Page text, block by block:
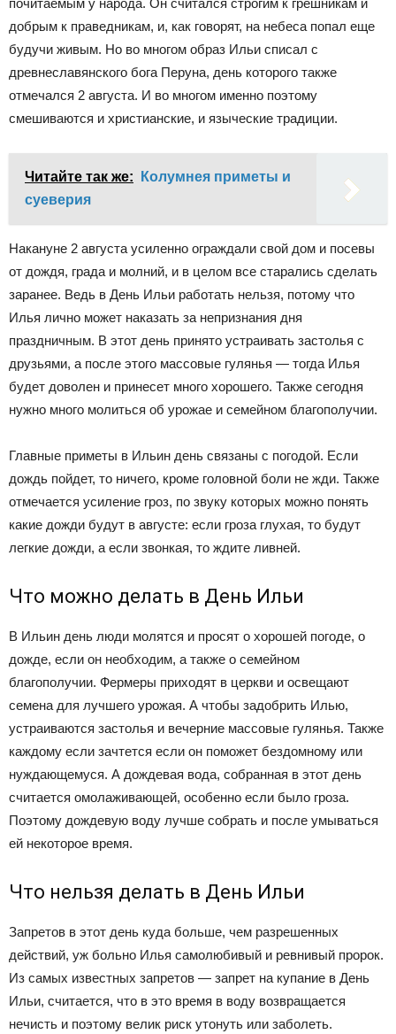
почитаемым у народа. Он считался строгим к грешникам и
добрым к праведникам, и, как говорят, на небеса попал еще
будучи живым. Но во многом образ Ильи списал с
древнеславянского бога Перуна, день которого также
отмечался 2 августа. И во многом именно поэтому
смешиваются и христианские, и языческие традиции.
Читайте так же:
Колумнея приметы и
суеверия
Накануне 2 августа усиленно ограждали свой дом и посевы
от дождя, града и молний, и в целом все старались сделать
заранее. Ведь в День Ильи работать нельзя, потому что
Илья лично может наказать за непризнания дня
праздничным. В этот день принято устраивать застолья с
друзьями, а после этого массовые гулянья — тогда Илья
будет доволен и принесет много хорошего. Также сегодня
нужно много молиться об урожае и семейном благополучии.
Главные приметы в Ильин день связаны с погодой. Если
дождь пойдет, то ничего, кроме головной боли не жди. Также
отмечается усиление гроз, по звуку которых можно понять
какие дожди будут в августе: если гроза глухая, то будут
легкие дожди, а если звонкая, то ждите ливней.
Что можно делать в День Ильи
В Ильин день люди молятся и просят о хорошей погоде, о
дожде, если он необходим, а также о семейном
благополучии. Фермеры приходят в церкви и освещают
семена для лучшего урожая. А чтобы задобрить Илью,
устраиваются застолья и вечерние массовые гулянья. Также
каждому если зачтется если он поможет бездомному или
нуждающемуся. А дождевая вода, собранная в этот день
считается омолаживающей, особенно если было гроза.
Поэтому дождевую воду лучше собрать и после умываться
ей некоторое время.
Что нельзя делать в День Ильи
Запретов в этот день куда больше, чем разрешенных
действий, уж больно Илья самолюбивый и ревнивый пророк.
Из самых известных запретов — запрет на купание в День
Ильи, считается, что в это время в воду возвращается
нечисть и поэтому велик риск утонуть или заболеть.